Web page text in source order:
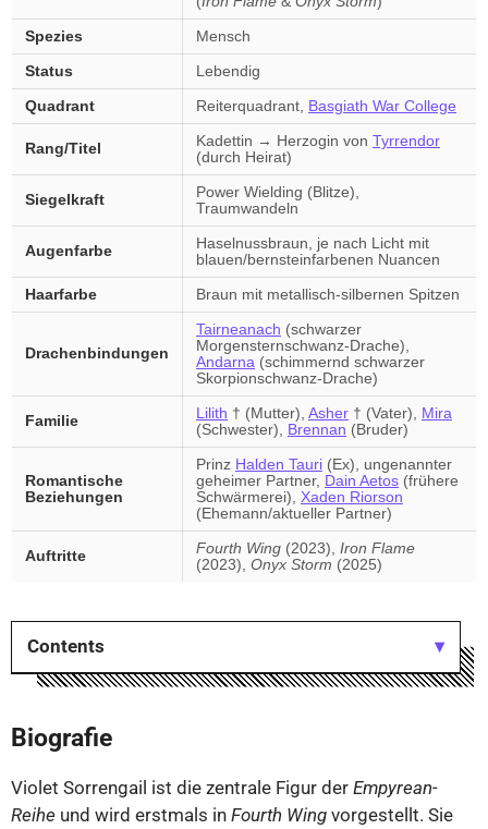
Spezies
Mensch
Status
Lebendig
Quadrant
Reiterquadrant, Basgiath War College
Rang/Titel Kadettin → Herzogin von Tyrrendor
(durch Heirat)
Siegelkraft
Power Wielding (Blitze),
Traumwandeln
Augenfarbe
Haselnussbraun, je nach Licht mit
blauen/bernsteinfarbenen Nuancen
Haarfarbe
Braun mit metallisch-silbernen Spitzen
Drachenbindungen
Tairneanach (schwarzer
Morgensternschwanz-Drache),
Andarna (schimmernd schwarzer
Skorpionschwanz-Drache)
Familie Lilith † (Mutter), Asher † (Vater), Mira
(Schwester), Brennan (Bruder)
Romantische
Beziehungen
Prinz Halden Tauri (Ex), ungenannter
geheimer Partner, Dain Aetos (frühere
Schwärmerei), Xaden Riorson
(Ehemann/aktueller Partner)
Auftritte Fourth Wing (2023), Iron Flame
(2023), Onyx Storm (2025)
Contents
Biografie
Violet Sorrengail ist die zentrale Figur der Empyrean-
Reihe und wird erstmals in Fourth Wing vorgestellt. Sie